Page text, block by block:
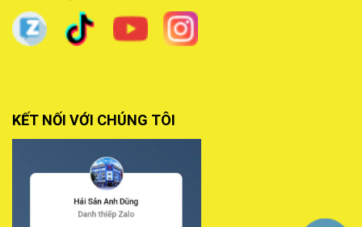
KẾT NỐI VỚI CHÚNG TÔI